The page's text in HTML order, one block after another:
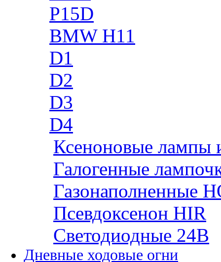
P15D
BMW H11
D1
D2
D3
D4
Ксеноновые лампы
Галогенные
Газонаполненные
Псевдоксенон HIR
Cветодиодные 24B
Дневные ходовые огни